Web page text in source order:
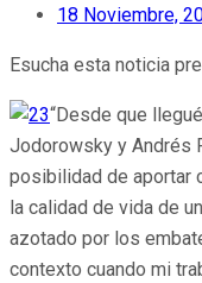
18 Noviembre,
Esucha esta noticia
“Desde que
Jodorowsky y Andrés
posibilidad de aportar
la calidad de vida de
azotado por los
contexto cuando mi